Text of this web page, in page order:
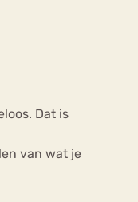
Dat is
van wat je